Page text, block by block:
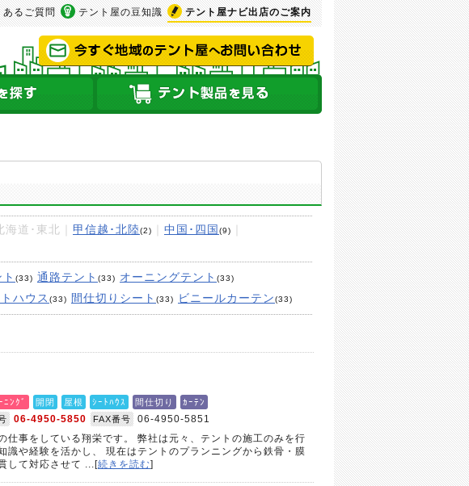
あるご質問 テント屋の豆知識 テント屋ナビ出店のご案内
海道･東北｜ 甲信越･北陸(2) 中国･四国 (9)
(33) 通路テント (33) オーニングテント (33)
ハウス (33) 間仕切りシート (33) ビニールカーテン(33)
ﾆﾝｸﾞ 開閉 屋根 ｼｰﾄﾊｳｽ 間仕切り
ｶｰﾃﾝ
06-4950-5850 FAX番号
06-4950-5851
仕事をしている翔栄です。 弊社は元々、テントの施工のみを行
識や経験を活かし、 現在はテントのプランニングから鉄骨・膜
して対応させて ...[続きを読む]